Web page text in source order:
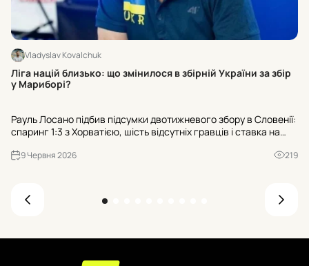
Vladyslav Kovalchuk
Ліга націй близько: що змінилося в збірній України за збір
у Мариборі?
Рауль Лосано підбив підсумки двотижневого збору в Словенії:
спаринг 1:3 з Хорватією, шість відсутніх гравців і ставка на
червня проти Японії.
9 Червня 2026 219